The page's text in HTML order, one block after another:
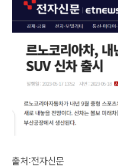
출처:전자신문